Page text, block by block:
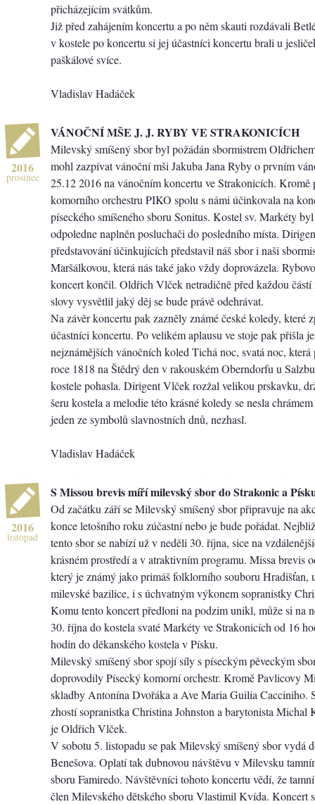
přicházejícím svátkům.
Již před zahájením koncertu a po něm skauti rozdávali
v kostele po koncertu si jej účastníci koncertu brali u
paškálové svíce.
Vladislav Hadáček
2016
prosinec
VÁNOČNÍ MŠE J. J. RYBY VE STRAKONICÍCH
Milevský smíšený sbor byl požádán sbormistrem
mohl zazpívat vánoční mši Jakuba Jana Ryby o prvním
25.12 2016 na vánočním koncertu ve Strakonicích. Kromě
komorního orchestru PIKO spolu s námi účinkovala na
píseckého smíšeného sboru Sonitus. Kostel sv. Markéty
odpoledne naplněn posluchači do posledního místa.
představování účinkujících představil náš sbor i naši
Maršálkovou, která nás také jako vždy doprovázela.
koncert končil. Oldřich Vlček netradičně před každou
slovy vysvětlil jaký děj se bude právě odehrávat.
Na závěr koncertu pak zazněly známé české koledy, které
účastníci koncertu. Po velikém aplausu ve stoje pak přišla
nejznámějších vánočních koled Tichá noc, svatá noc, která
roce 1818 na Štědrý den v rakouském Oberndorfu u
kostele pohasla. Dirigent Vlček rozžal velikou prskavku,
šeru kostela a melodie této krásné koledy se nesla
jeden ze symbolů slavnostních dnů, nezhasl.
Vladislav Hadáček
2016
listopad
S Missou brevis míří milevský sbor do Strakonic a
Od začátku září se Milevský smíšený sbor připravuje na
konce letošního roku zúčastní nebo je bude pořádat.
tento sbor se nabízí už v neděli 30. října, sice na
krásném prostředí a v atraktivním programu. Missa brevis
který je známý jako primáš folklorního souboru Hradišťan,
milevské bazilice, i s úchvatným výkonem sopranistky
Komu tento koncert předloni na podzim unikl, může si na
30. října do kostela svaté Markéty ve Strakonicích od 16
hodin do děkanského kostela v Písku.
Milevský smíšený sbor spojí síly s píseckým pěveckým
doprovodily Písecký komorní orchestr. Kromě Pavlicovy
skladby Antonína Dvořáka a Ave Maria Guilia Cacciniho.
zhostí sopranistka Christina Johnston a barytonista Michal
je Oldřich Vlček.
V sobotu 5. listopadu se pak Milevský smíšený sbor vydá
Benešova. Oplatí tak dubnovou návštěvu v Milevsku
sboru Famiredo. Návštěvníci tohoto koncertu vědí, že
člen Milevského dětského sboru Vlastimil Kvída. Koncert